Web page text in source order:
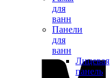
для
ванн
Панели
для
ванн
Лицевая
панель